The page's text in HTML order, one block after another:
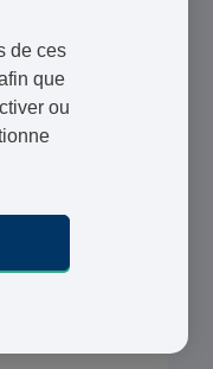
être
contient
de ces
que
ou